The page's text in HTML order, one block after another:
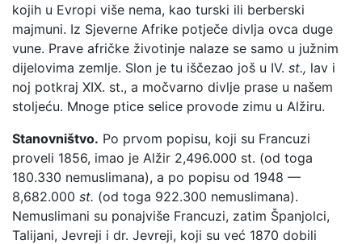
kojih u Evropi više nema, kao turski ili berberski
majmuni. Iz Sjeverne Afrike potječe divlja ovca duge
vune. Prave afričke životinje nalaze se samo u južnim
dijelovima zemlje. Slon je tu iščezao još u IV. st., lav i
noj potkraj XIX. st., a močvarno divlje prase u našem
stoljeću. Mnoge ptice selice provode zimu u Alžiru.
Stanovništvo. Po prvom popisu, koji su Francuzi
proveli 1856, imao je Alžir 2,496.000 st. (od toga
180.330 nemuslimana), a po popisu od 1948 —
8,682.000 st. (od toga 922.300 nemuslimana).
Nemuslimani su ponajviše Francuzi, zatim Španjolci,
Talijani, Jevreji i dr. Jevreji, koji su već 1870 dobili